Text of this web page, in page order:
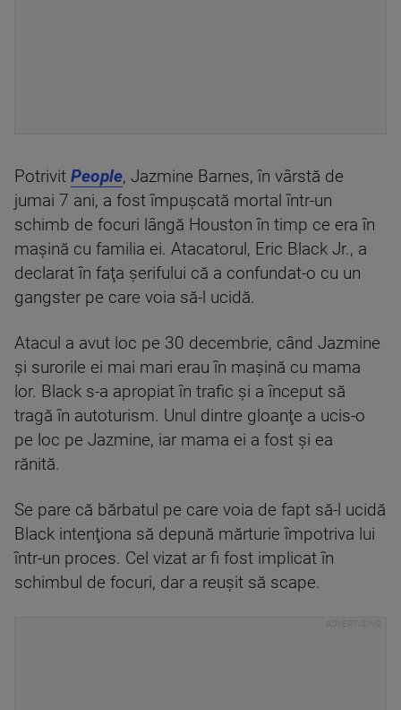
Potrivit People, Jazmine Barnes, în vârstă de
jumai 7 ani, a fost împuşcată mortal într-un
schimb de focuri lângă Houston în timp ce era în
maşină cu familia ei. Atacatorul, Eric Black Jr., a
declarat în faţa şerifului că a confundat-o cu un
gangster pe care voia să-l ucidă.
Atacul a avut loc pe 30 decembrie, când Jazmine
şi surorile ei mai mari erau în maşină cu mama
lor. Black s-a apropiat în trafic şi a început să
tragă în autoturism. Unul dintre gloanţe a ucis-o
pe loc pe Jazmine, iar mama ei a fost şi ea
rănită.
Se pare că bărbatul pe care voia de fapt să-l ucidă
Black intenţiona să depună mărturie împotriva lui
într-un proces. Cel vizat ar fi fost implicat în
schimbul de focuri, dar a reuşit să scape.